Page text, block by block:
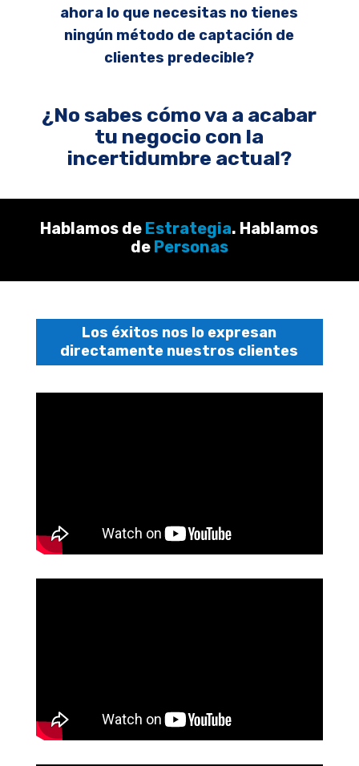
ahora lo que necesitas no tienes
ningún método de captación de
clientes predecible?
¿No sabes cómo va a acabar
tu negocio con la
incertidumbre actual?
Hablamos de Estrategia. Hablamos
de Personas
Los éxitos nos lo expresan
directamente nuestros clientes